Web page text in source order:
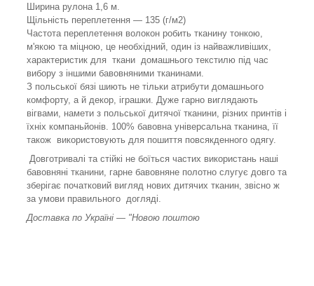
Ширина рулона 1,6 м.
Щільність переплетення — 135 (г/м2)
Частота переплетення волокон робить тканину тонкою,
м'якою та міцною, це необхідний, один із найважливіших,
характеристик для ткани домашнього текстилю під час
вибору з іншими бавовняними тканинами.
З польської бязі шиють не тільки атрибути домашнього
комфорту, а й декор, іграшки. Дуже гарно виглядають
вігвами, намети з польської дитячої тканини, різних принтів і
їхніх компаньйонів. 100% бавовна універсальна тканина, її
також використовують для пошиття повсякденного одягу.
Довготривалі та стійкі не боїться частих використань наші
бавовняні тканини, гарне бавовняне полотно слугує довго та
зберігає початковий вигляд нових дитячих тканин, звісно ж
за умови правильного догляді.
Доставка по Україні — "Новою поштою